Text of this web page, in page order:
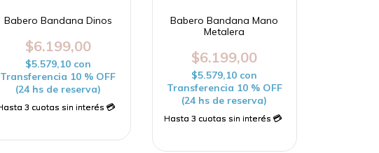
Babero Bandana Dinos
$6.199,00
$5.579,10 con
Transferencia 10 % OFF
(24 hs de reserva)
Babero Bandana Mano
Metalera
$6.199,00
$5.579,10 con
Transferencia 10 % OFF
(24 hs de reserva)